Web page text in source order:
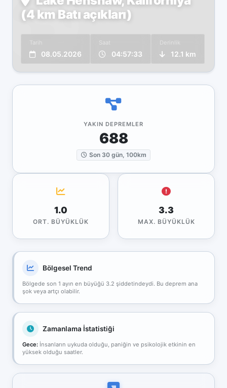
(4 km Batı açıkları)
Tarih
08.05.2026
Saat
04:57:33
Derinlik
12.1 km
YAKIN DEPREMLER
688
Son 30 gün, 100km
1.0
ORT. BÜYÜKLÜK
3.3
MAX. BÜYÜKLÜK
Bölgesel Trend
Bölgede son 1 ayın en büyüğü 3.2 şiddetindeydi. Bu deprem ana
şok veya artçı olabilir.
Zamanlama İstatistiği
Gece: İnsanların uykuda olduğu, paniğin ve psikolojik etkinin en
yüksek olduğu saatler.